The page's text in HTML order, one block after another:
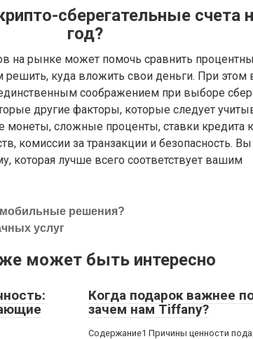
сберегательные счета
год?
на рынке может помочь сравнить
куда вложить свои деньги. При этом
соображением при выборе
другие факторы, которые следует
сложные проценты, ставки кредита к
комиссии за транзакции и безопасность.
которая лучше всего соответствует вашим
решения?
услуг
может быть интересно
Когда подарок важнее
зачем нам Tiffany?
Содержание1 Причины ценности